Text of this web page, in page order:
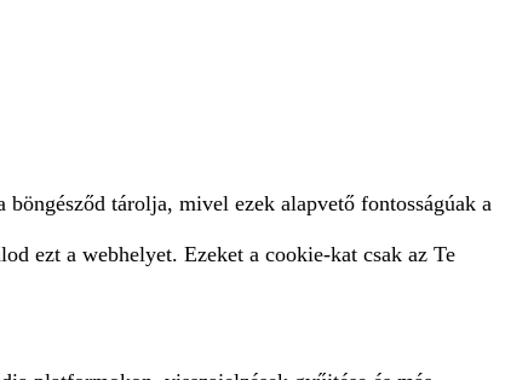
tárolja, mivel ezek alapvető fontosságúak a
ezt a webhelyet. Ezeket a cookie-kat csak az Te